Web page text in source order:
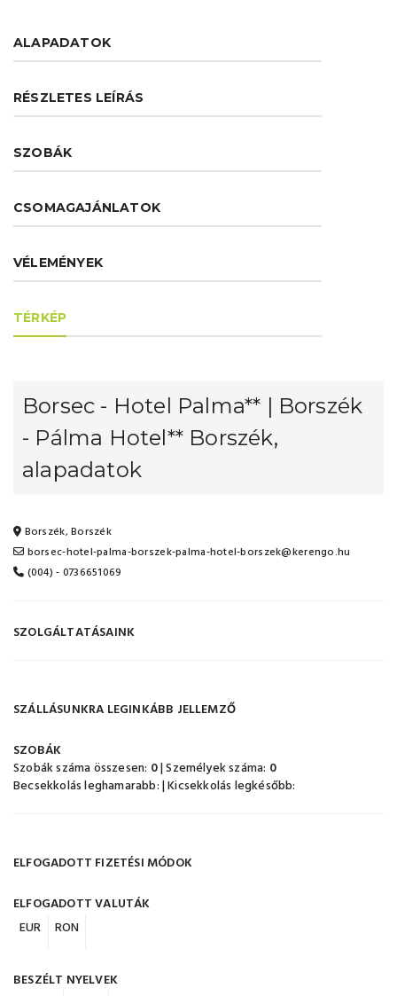
ALAPADATOK
RÉSZLETES LEÍRÁS
SZOBÁK
CSOMAGAJÁNLATOK
VÉLEMÉNYEK
TÉRKÉP
Borsec - Hotel Palma** | Borszék
- Pálma Hotel** Borszék,
alapadatok
Borszék, Borszék
borsec-hotel-palma-borszek-palma-hotel-borszek@kerengo.hu
(004) - 0736651069
SZOLGÁLTATÁSAINK
SZÁLLÁSUNKRA LEGINKÁBB JELLEMZŐ
SZOBÁK
Szobák száma összesen: 0| Személyek száma: 0
Becsekkolás leghamarabb:| Kicsekkolás legkésőbb:
ELFOGADOTT FIZETÉSI MÓDOK
ELFOGADOTT VALUTÁK
EUR
RON
BESZÉLT NYELVEK